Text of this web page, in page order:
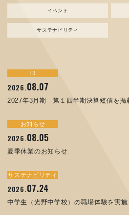
イベント
サステナビリティ
IR
2026.08.07
2027年3月期 第１四半期決算短信を掲
お知らせ
2026.08.05
夏季休業のお知らせ
サステナビリティ
2026.07.24
中学生（光野中学校）の職場体験を実施
新規事業
2024.04.10
資源ごみAI 自動選別機 販売開始のお
お知らせ
2026.08.05
夏季休業のお知らせ
お知らせ
2025.11.17
コラムを更新しました：MECT2025(メ
お知らせ
2025. 09.02
トピックス
2026.07.17
ORANGE NEWS Vol. 014を掲載しまし
トピックス
2026.04.17
ORANGE NEWS Vol. 013を掲載しまし
トピックス
2025.10.01
高松流技Vol.25を掲載しました
イベント
2026.04.03
MEX金沢2026 出展のご案内 ※終了
イベント
2025.08.29
MECT 2025 出展のご案内 ※終了しま
イベント
2025.04.16
MEX金沢2025 出展のご案内 ※終了
IR
2026.08.07
2027年3月期 第１四半期決算短信を掲
IR
2026.07.22
譲渡制限付株式報酬としての自己株式の
IR
2026. 07.07
サステナビリティ
2026.07.24
中学生（光野中学校）の職場体験を実
サステナビリティ
2026.06.12
人材戦略を策定しました
サステナビリティ
2026.03.26
「健康経営優良法人２０２６（大規模法